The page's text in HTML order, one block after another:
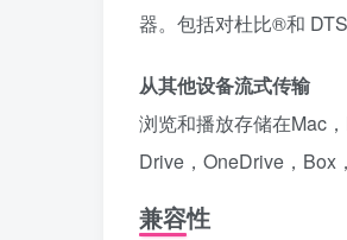
器。包括对杜比®和 DTS
从其他设备流式传输
浏览和播放存储在Mac
Drive，OneDrive，Box
兼容性